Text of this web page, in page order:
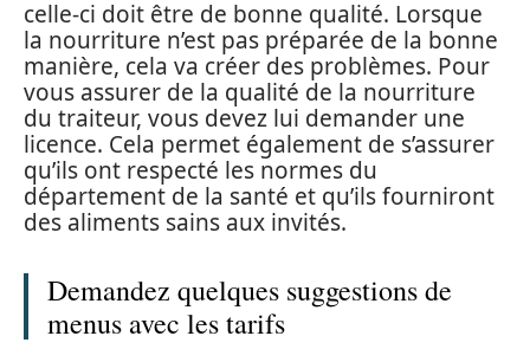
celle-ci doit être de bonne qualité. Lorsque
la nourriture n’est pas préparée de la bonne
manière, cela va créer des problèmes. Pour
vous assurer de la qualité de la nourriture
du traiteur, vous devez lui demander une
licence. Cela permet également de s’assurer
qu’ils ont respecté les normes du
département de la santé et qu’ils fourniront
des aliments sains aux invités.
Demandez quelques suggestions de
menus avec les tarifs